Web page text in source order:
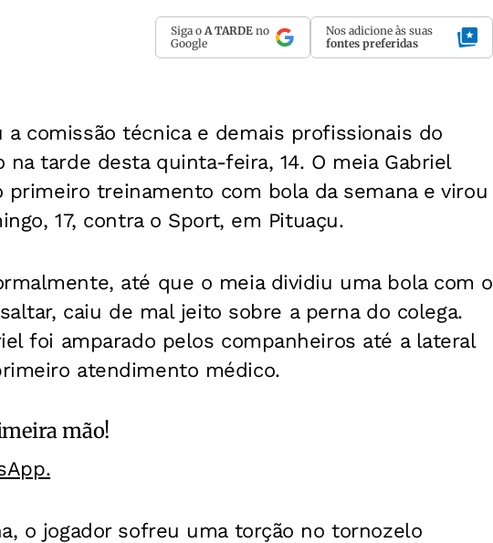
Siga o A TARDE no
Google
Nos adicione às suas
fontes preferidas
comissão técnica e demais profissionais do
na tarde desta quinta-feira, 14. O meia Gabriel
treinamento com bola da semana e virou
17, contra o Sport, em Pituaçu.
até que o meia dividiu uma bola com o
caiu de mal jeito sobre a perna do colega.
foi amparado pelos companheiros até a lateral
atendimento médico.
mão!
o jogador sofreu uma torção no tornozelo